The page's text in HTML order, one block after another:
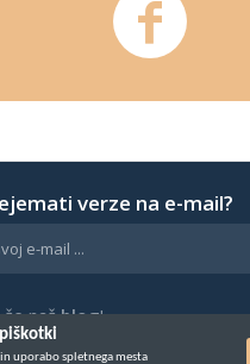
verze na e-mail?
še našblog!
uporabo spletnega mesta